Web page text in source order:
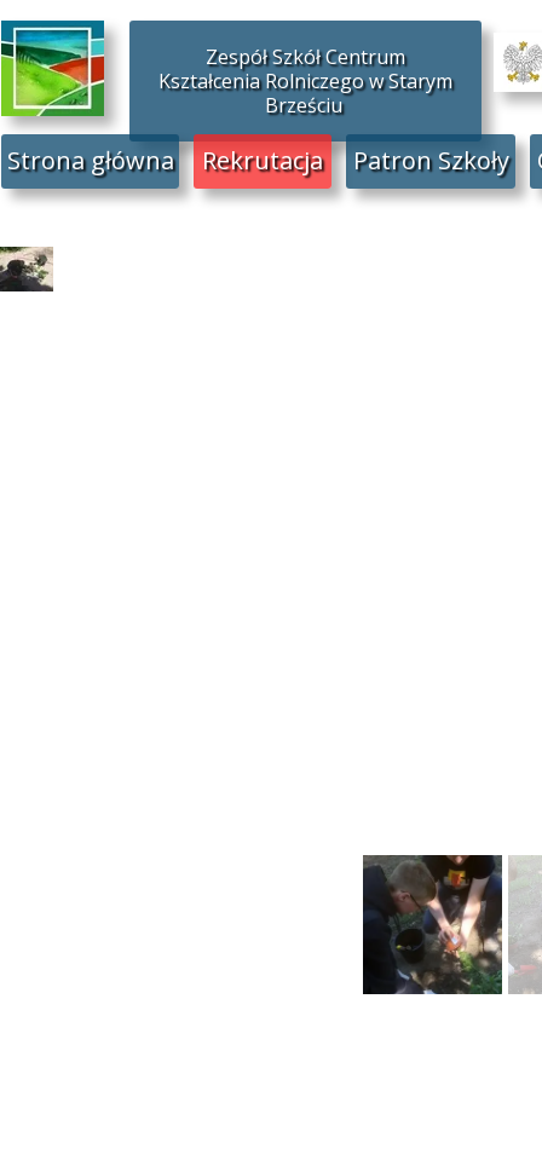
Rekrutacja
Strona główna Patron Szkoły
Zespół Szkół Centrum
Kształcenia Rolniczego w Starym
Brześciu